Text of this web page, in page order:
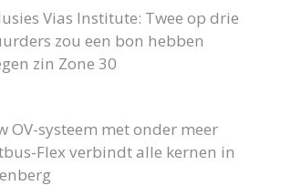
Vias Institute: Twee op drie
zou een bon hebben
zin Zone 30
OV-systeem met onder meer
Flex verbindt alle kernen in